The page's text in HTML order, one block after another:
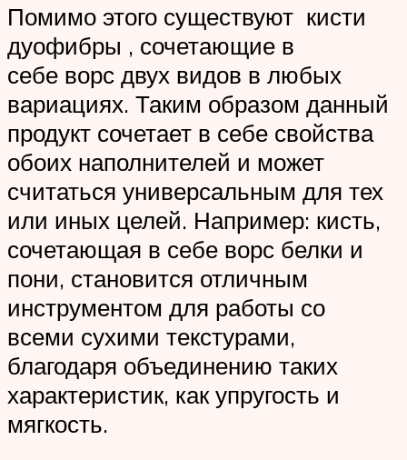
Помимо этого существуют кисти
дуофибры , сочетающие в
себе ворс двух видов в любых
вариациях. Таким образом данный
продукт сочетает в себе свойства
обоих наполнителей и может
считаться универсальным для тех
или иных целей. Например: кисть,
сочетающая в себе ворс белки и
пони, становится отличным
инструментом для работы со
всеми сухими текстурами,
благодаря объединению таких
характеристик, как упругость и
мягкость.